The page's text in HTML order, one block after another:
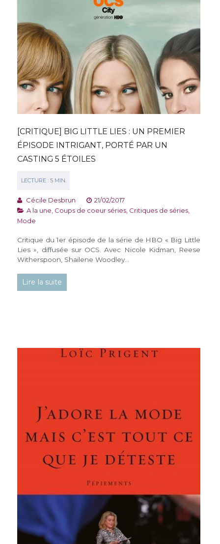
[CRITIQUE] BIG LITTLE LIES : UN PREMIER
ÉPISODE INTRIGANT, PORTÉ PAR UN
CASTING 5 ÉTOILES
Cécile Desbrun
21/02/2017
A la une Coups de coeur séries Critiques de séries
Mode
Critique du 1er épisode de la série de HBO « Big Little
Lies », diffusée sur OCS. Avec Nicole Kidman, Reese
Witherspoon, Shailene Woodley…
Lire la suite